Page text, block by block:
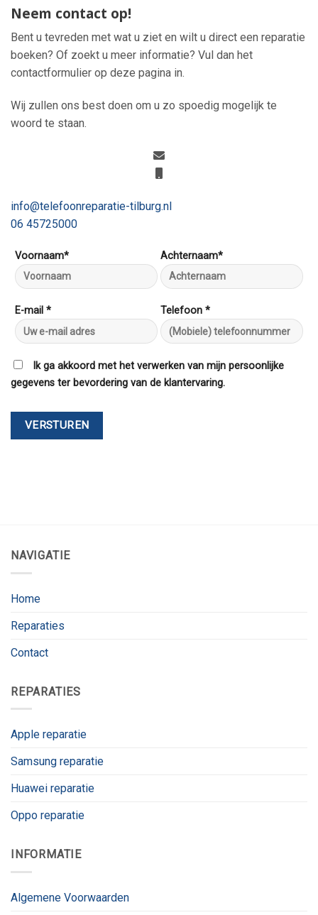
Neem contact op!
Bent u tevreden met wat u ziet en wilt u direct een reparatie
boeken? Of zoekt u meer informatie? Vul dan het
contactformulier op deze pagina in.
Wij zullen ons best doen om u zo spoedig mogelijk te
woord te staan.
info@telefoonreparatie-tilburg.nl
06 45725000
Voornaam* Achternaam*
E-mail * Telefoon *
Ik ga akkoord met het verwerken van mijn persoonlijke
gegevens ter bevordering van de klantervaring.
NAVIGATIE
Home
Reparaties
Contact
REPARATIES
Apple reparatie
Samsung reparatie
Huawei reparatie
Oppo reparatie
INFORMATIE
Algemene Voorwaarden